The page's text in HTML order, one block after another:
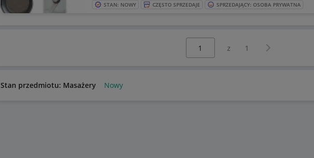
STAN: NOWY CZĘSTO SPRZEDAJE SPRZEDAJĄCY: OSOBA PRYWATNA
z 1 Następna strona
Stan przedmiotu: Masażery Nowy